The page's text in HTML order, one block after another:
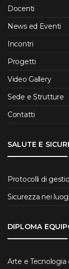
Docenti
News ed Eventi
Incontri
Progetti
Video Gallery
Sede e Strutture
Contatti
SALUTE E
Protocolli di
Sicurezza nei
DIPLOMA
Arte e Tecnologia